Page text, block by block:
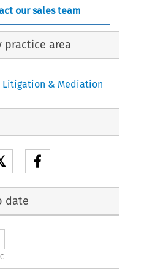
our sales team
practice area
& Mediation
date